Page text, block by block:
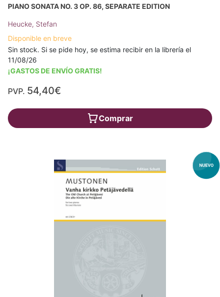
PIANO SONATA NO. 3 OP. 86, SEPARATE EDITION
Heucke, Stefan
Disponible en breve
Sin stock. Si se pide hoy, se estima recibir en la librería el
11/08/26
¡GASTOS DE ENVÍO GRATIS!
PVP. 54,40€
Comprar